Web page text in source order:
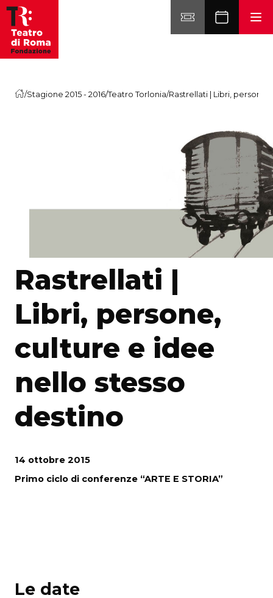
Vai al contenuto
/Stagione 2015 - 2016/Teatro Torlonia/Rastrellati | Libri,
Rastrellati |
Libri, persone,
culture e idee
nello stesso
destino
14 ottobre 2015
Primo ciclo di conferenze “ARTE E STORIA”
Le date